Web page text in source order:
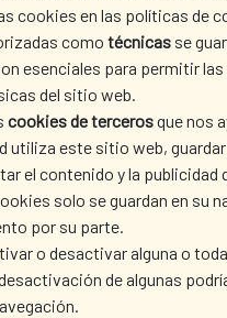
ELECTRÓNICA
de modificación de la
cookies en las políticas de
como técnicas se
esenciales para permitir las
del sitio web.
cookies de tercerosque nos
utiliza este sitio web,
el contenido y la publicidad
solo se guardan en su
por su parte.
o desactivar alguna o
de algunas